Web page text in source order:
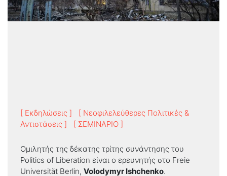
[ Εκδηλώσεις ]
[ Νεοφιλελεύθερες Πολιτικές &
Αντιστάσεις ]
[ ΣΕΜΙΝΑΡΙΟ ]
Ομιλητής της δέκατης τρίτης συνάντησης του
Politics of Liberation είναι ο ερευνητής στο Freie
Universität Berlin, Volodymyr Ishchenko.